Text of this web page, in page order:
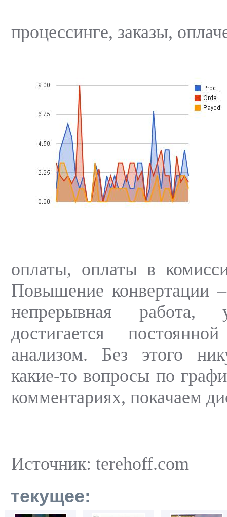
процессинге, заказы,
оплаты, оплаты в
Повышение конвертации
непрерывная работа,
достигается
анализом. Без этого
какие-то вопросы по
комментариях, покачаем
Источник: terehoff.com
текущее: